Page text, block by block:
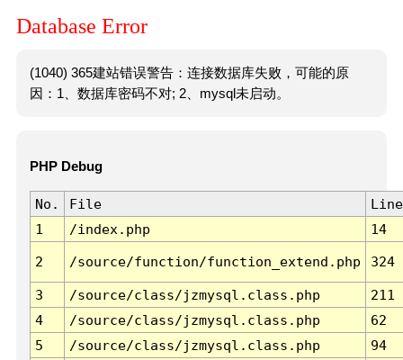
Database Error
(1040) 365建站错误警告：连接数据库失败，可能的原
因：1、数据库密码不对; 2、mysql未启动。
PHP Debug
No. File
Line
1
/index.php 14
2 /source/function/function_extend.php 324
3 /source/class/jzmysql.class.php
211
4
/source/class/jzmysql.class.php
62
5
/source/class/jzmysql.class.php
94